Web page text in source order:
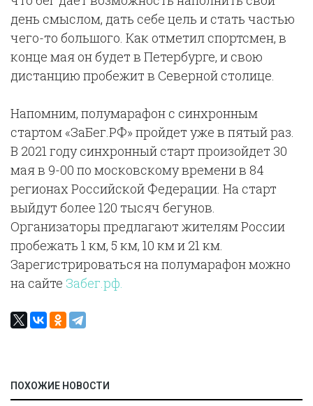
день смыслом, дать себе цель и стать частью
чего-то большого. Как отметил спортсмен, в
конце мая он будет в Петербурге, и свою
дистанцию пробежит в Северной столице.
Напомним, полумарафон с синхронным
стартом «ЗаБег.РФ» пройдет уже в пятый раз.
В 2021 году синхронный старт произойдет 30
мая в 9-00 по московскому времени в 84
регионах Российской Федерации. На старт
выйдут более 120 тысяч бегунов.
Организаторы предлагают жителям России
пробежать 1 км, 5 км, 10 км и 21 км.
Зарегистрироваться на полумарафон можно
на сайте Забег.рф.
ПОХОЖИЕ НОВОСТИ